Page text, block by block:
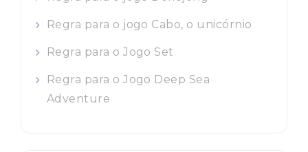
Regra para o jogo Cabo, o unicórnio
Regra para o Jogo Set
Regra para o Jogo Deep Sea
Adventure